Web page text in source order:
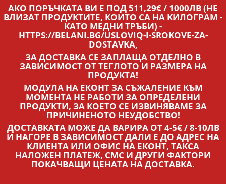
АКО ПОРЪЧКАТА ВИ Е ПОД 511,29€ / 1000ЛВ (НЕ
ВЛИЗАТ ПРОДУКТИТЕ, КОИТО СА НА КИЛОГРАМ -
КАТО МЕДНИ ТРЪБИ) -
HTTPS://BELANI.BG/USLOVIQ-I-SROKOVE-ZA-
DOSTAVKA,
ЗА ДОСТАВКА СЕ ЗАПЛАЩА ОТДЕЛНО В
ЗАВИСИМОСТ ОТ ТЕГЛОТО И РАЗМЕРА НА
ПРОДУКТА!
МОДУЛА НА ЕКОНТ ЗА СЪЖАЛЕНИЕ КЪМ
МОМЕНТА НЕ РАБОТИ ЗА ОПРЕДЕЛЕНИ
ПРОДУКТИ, ЗА КОЕТО СЕ ИЗВИНЯВАМЕ ЗА
ПРИЧИНЕНОТО НЕУДОБСТВО!
ДОСТАВКАТА МОЖЕ ДА ВАРИРА ОТ 4-5€ / 8-10ЛВ
И НАГОРЕ В ЗАВИСИМОСТ ДАЛИ Е ДО АДРЕС НА
КЛИЕНТА ИЛИ ОФИС НА ЕКОНТ, ТАКСА
НАЛОЖЕН ПЛАТЕЖ, СМС И ДРУГИ ФАКТОРИ
ПОКАЧВАЩИ ЦЕНАТА НА ДОСТАВКА.